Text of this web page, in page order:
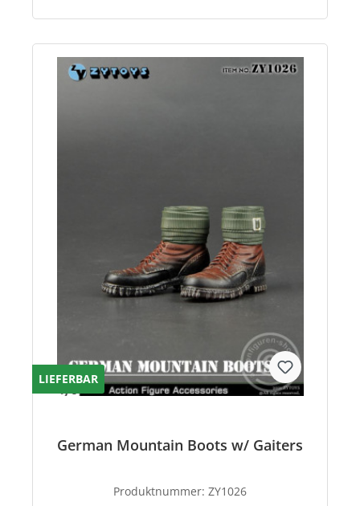
LIEFERBAR
German Mountain Boots w/ Gaiters
Produktnummer: ZY1026